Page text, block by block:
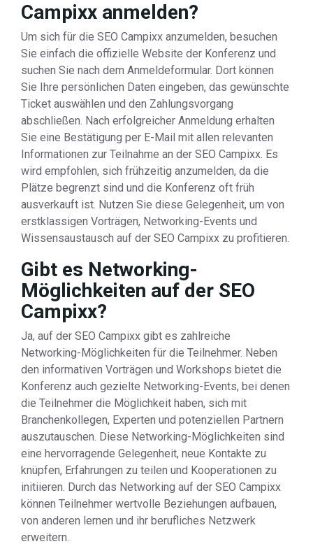
Campixx anmelden?
Um sich für die SEO Campixx anzumelden, besuchen
Sie einfach die offizielle Website der Konferenz und
suchen Sie nach dem Anmeldeformular. Dort können
Sie Ihre persönlichen Daten eingeben, das gewünschte
Ticket auswählen und den Zahlungsvorgang
abschließen. Nach erfolgreicher Anmeldung erhalten
Sie eine Bestätigung per E-Mail mit allen relevanten
Informationen zur Teilnahme an der SEO Campixx. Es
wird empfohlen, sich frühzeitig anzumelden, da die
Plätze begrenzt sind und die Konferenz oft früh
ausverkauft ist. Nutzen Sie diese Gelegenheit, um von
erstklassigen Vorträgen, Networking-Events und
Wissensaustausch auf der SEO Campixx zu profitieren.
Gibt es Networking-
Möglichkeiten auf der SEO
Campixx?
Ja, auf der SEO Campixx gibt es zahlreiche
Networking-Möglichkeiten für die Teilnehmer. Neben
den informativen Vorträgen und Workshops bietet die
Konferenz auch gezielte Networking-Events, bei denen
die Teilnehmer die Möglichkeit haben, sich mit
Branchenkollegen, Experten und potenziellen Partnern
auszutauschen. Diese Networking-Möglichkeiten sind
eine hervorragende Gelegenheit, neue Kontakte zu
knüpfen, Erfahrungen zu teilen und Kooperationen zu
initiieren. Durch das Networking auf der SEO Campixx
können Teilnehmer wertvolle Beziehungen aufbauen,
von anderen lernen und ihr berufliches Netzwerk
erweitern.